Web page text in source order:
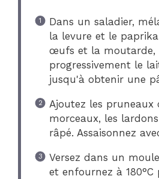
Dans un saladier,
la levure et le
œufs et la moutarde,
progressivement le
jusqu'à obtenir une
Ajoutez les pruneaux
morceaux, les
râpé. Assaisonnez
Versez dans un
et enfournez à 180°C